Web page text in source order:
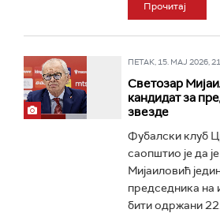
Прочитај
ПЕТАК, 15. МАЈ 2026,
Светозар
кандидат за
звезде
Фубалски клуб
саопштио је да
Мијаиловић
председника на
бити одржани